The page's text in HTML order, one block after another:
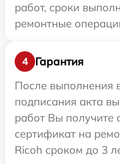
работ, сроки
ремонтные
4
Гарантия
После выполнения
подписания акта
работ Вы
сертификат на
Ricoh сроком до 3